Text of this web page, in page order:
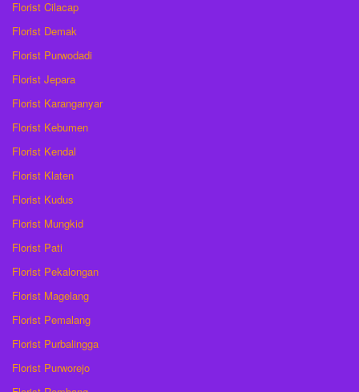
Florist Cilacap
Florist Demak
Florist Purwodadi
Florist Jepara
Florist Karanganyar
Florist Kebumen
Florist Kendal
Florist Klaten
Florist Kudus
Florist Mungkid
Florist Pati
Florist Pekalongan
Florist Magelang
Florist Pemalang
Florist Purbalingga
Florist Purworejo